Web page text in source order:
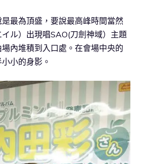
最為頂盛，要說最高峰時間當然
ル）出現唱SAO(刀劍神域）主題
內堆積到入口處。在會場中央的
小的身影。